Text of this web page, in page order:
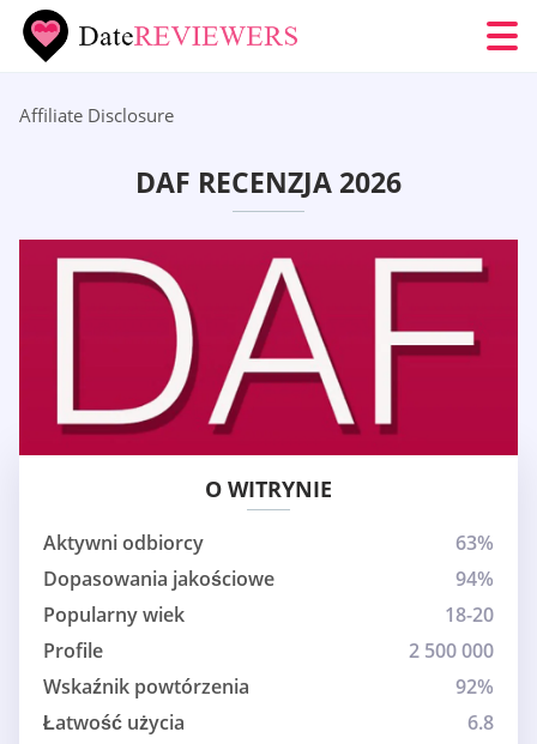
Affiliate Disclosure
DAF RECENZJA 2026
O WITRYNIE
Aktywni odbiorcy
63%
Dopasowania jakościowe
94%
Popularny wiek
18-20
Profile
2 500 000
Wskaźnik powtórzenia
92%
Łatwość użycia
6.8